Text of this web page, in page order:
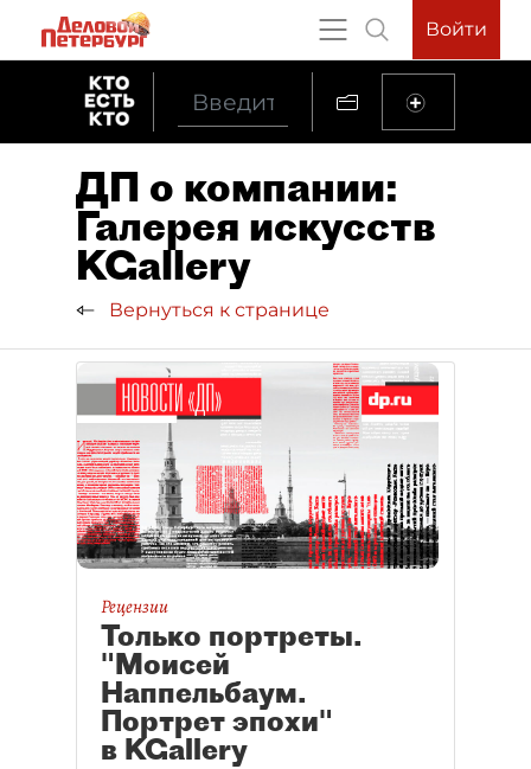
Войти
ДП о компании:
Галерея искусств
KGallery
Вернуться к странице
Рецензии
Только портреты.
"Моисей
Наппельбаум.
Портрет эпохи"
в KGallery